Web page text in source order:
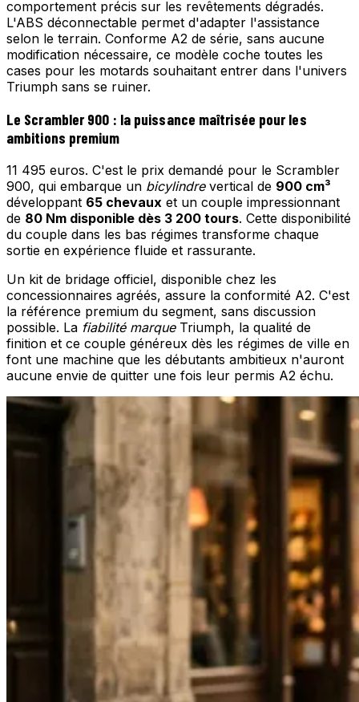
comportement précis sur les revêtements dégradés.
L'ABS déconnectable permet d'adapter l'assistance
selon le terrain. Conforme A2 de série, sans aucune
modification nécessaire, ce modèle coche toutes les
cases pour les motards souhaitant entrer dans l'univers
Triumph sans se ruiner.
Le Scrambler 900 : la puissance maîtrisée pour les
ambitions premium
11 495 euros. C'est le prix demandé pour le Scrambler
900, qui embarque un bicylindrevertical de 900 cm³
développant 65 chevaux et un couple impressionnant
de 80 Nm disponible dès 3 200 tours. Cette disponibilité
du couple dans les bas régimes transforme chaque
sortie en expérience fluide et rassurante.
Un kit de bridage officiel, disponible chez les
concessionnaires agréés, assure la conformité A2. C'est
la référence premium du segment, sans discussion
possible. La fiabilité marqueTriumph, la qualité de
finition et ce couple généreux dès les régimes de ville en
font une machine que les débutants ambitieux n'auront
aucune envie de quitter une fois leur permis A2 échu.